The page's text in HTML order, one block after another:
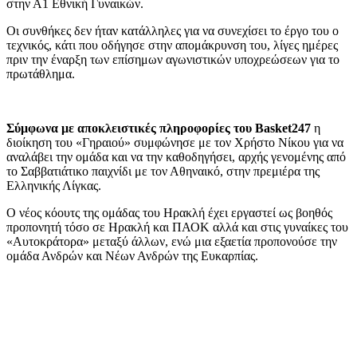
στην Α1 Εθνική Γυναικών.
Οι συνθήκες δεν ήταν κατάλληλες για να συνεχίσει το έργο του ο
τεχνικός, κάτι που οδήγησε στην απομάκρυνση του, λίγες ημέρες
πριν την έναρξη των επίσημων αγωνιστικών υποχρεώσεων για το
πρωτάθλημα.
Σύμφωνα με αποκλειστικές πληροφορίες του Basket247 η
διοίκηση του «Γηραιού» συμφώνησε με τον Χρήστο Νίκου για να
αναλάβει την ομάδα και να την καθοδηγήσει, αρχής γενομένης από
το Σαββατιάτικο παιχνίδι με τον Αθηναικό, στην πρεμιέρα της
Ελληνικής Λίγκας.
Ο νέος κόουτς της ομάδας του Ηρακλή έχει εργαστεί ως βοηθός
προπονητή τόσο σε Ηρακλή και ΠΑΟΚ αλλά και στις γυναίκες του
«Αυτοκράτορα» μεταξύ άλλων, ενώ μια εξαετία προπονούσε την
ομάδα Ανδρών και Νέων Ανδρών της Ευκαρπίας.